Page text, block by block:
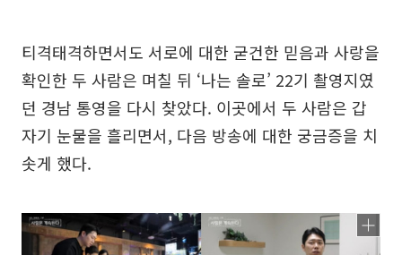
티격태격하면서도 서로에 대한 굳건한 믿음과 사랑을
확인한 두 사람은 며칠 뒤 ‘나는 솔로’ 22기 촬영지였
던 경남 통영을 다시 찾았다. 이곳에서 두 사람은 갑
자기 눈물을 흘리면서, 다음 방송에 대한 궁금증을 치
솟게 했다.